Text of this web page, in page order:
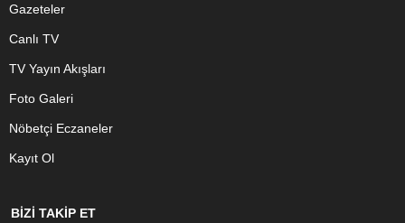
Gazeteler
Canlı TV
TV Yayın Akışları
Foto Galeri
Nöbetçi Eczaneler
Kayıt Ol
BİZİ TAKİP ET